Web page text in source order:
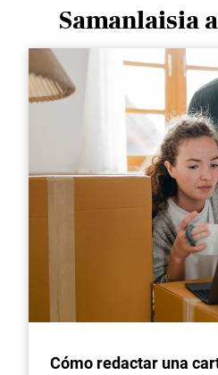
Samanlaisia
Cómo redactar una